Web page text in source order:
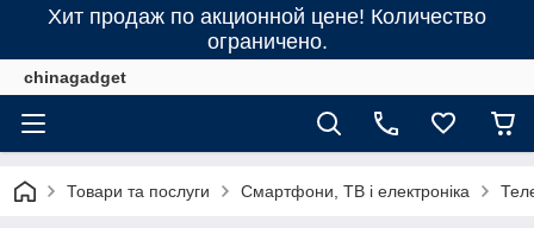
Хит продаж по акционной цене! Количество
ограничено.
chinagadget
Товари та послуги Смартфони, ТВ і електроніка